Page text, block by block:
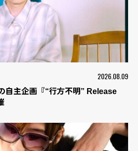
2026.08.09
自主企画『“行方不明” Release